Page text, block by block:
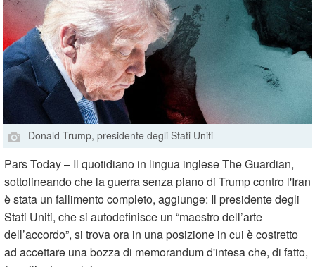
Donald Trump, presidente degli Stati Uniti
Pars Today – Il quotidiano in lingua inglese The Guardian,
sottolineando che la guerra senza piano di Trump contro l'Iran
è stata un fallimento completo, aggiunge: Il presidente degli
Stati Uniti, che si autodefinisce un “maestro dell’arte
dell’accordo”, si trova ora in una posizione in cui è costretto
ad accettare una bozza di memorandum d'intesa che, di fatto,